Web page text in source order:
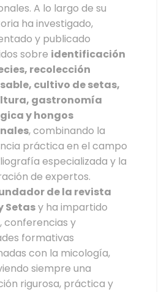
A lo largo de su
ha investigado,
y publicado
sobre identificación
recolección
cultivo de setas,
gastronomía
y hongos
, combinando la
práctica en el campo
especializada y la
de expertos.
de la revista
Setasy ha impartido
conferencias y
formativas
con la micología,
siempre una
rigurosa, práctica y